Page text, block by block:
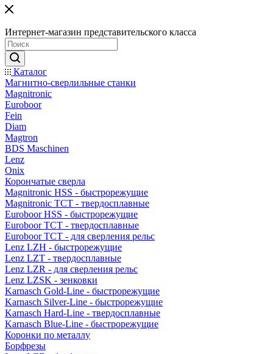
Интернет-магазин представительского класса
Каталог
Магнитно-сверлильные станки
Magnitronic
Euroboor
Fein
Diam
Magtron
BDS Maschinen
Lenz
Onix
Корончатые сверла
Magnitronic HSS - быстрорежущие
Magnitronic TCT - твердосплавные
Euroboor HSS - быстрорежущие
Euroboor TCT - твердосплавные
Euroboor TCT - для сверления рельс
Lenz LZH - быстрорежущие
Lenz LZT - твердосплавные
Lenz LZR - для сверления рельс
Lenz LZSK - зенковки
Karnasch Gold-Line - быстрорежущие
Karnasch Silver-Line - быстрорежущие
Karnasch Hard-Line - твердосплавные
Karnasch Blue-Line - быстрорежущие
Коронки по металлу
Борфрезы